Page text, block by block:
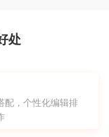
处
配，个性化编辑排